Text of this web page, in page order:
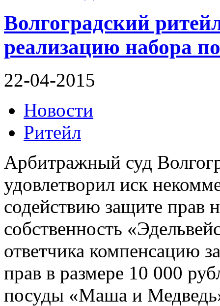
Волгоградский
реализацию набора
22-04-2015
Новости
Ритейл
Арбитражный суд
удовлетворил иск
содействию защите прав
собственность
ответчика компенсацию
прав в размере 10 000
посуды «Маша и